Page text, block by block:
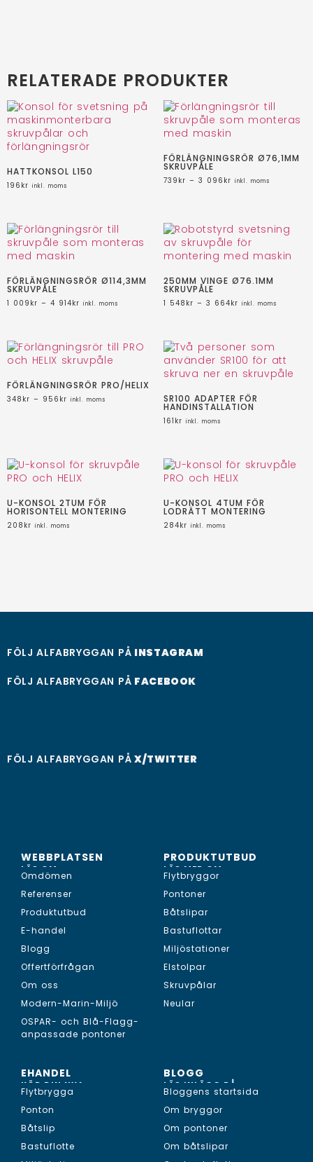
RELATERADE PRODUKTER
HATTKONSOL L150
196 kr inkl. moms
FÖRLÄNGNINGSRÖR Ø76,1MM
SKRUVPÅLE
739 kr – 3 096 kr inkl. moms
FÖRLÄNGNINGSRÖR Ø114,3MM
SKRUVPÅLE
1 009 kr – 4 914kr inkl. moms
250MM VINGE Ø76.1MM
SKRUVPÅLE
1 548 kr – 3 664kr inkl. moms
FÖRLÄNGNINGSRÖR PRO/HELIX
348 kr – 956 kr inkl. moms SR100 ADAPTER FÖR
HANDINSTALLATION
161 kr inkl. moms
U-KONSOL 2TUM FÖR
HORISONTELL MONTERING
208 kr inkl. moms
U-KONSOL 4TUM FÖR
LODRÄTT MONTERING
284kr inkl. moms
FÖLJ ALFABRYGGAN PÅ INSTAGRAM
FÖLJ ALFABRYGGAN PÅ FACEBOOK
FÖLJ ALFABRYGGAN PÅ X/TWITTER
WEBBPLATSEN
LÄS OM...
Omdömen
Referenser
Produktutbud
E-handel
Blogg
Offertförfrågan
Om oss
Modern-Marin-Miljö
OSPAR- och Blå-Flagg-
anpassade pontoner
PRODUKTUTBUD
LÄS MER OM...
Flytbryggor
Pontoner
Båtslipar
Bastuflottar
Miljöstationer
Elstolpar
Skruvpålar
Neular
EHANDEL
KÖP DIN NYA...
Flytbrygga
Ponton
Båtslip
Bastuflotte
BLOGG
LÄS INLÄGG PÅ...
Bloggens startsida
Om bryggor
Om pontoner
Om båtslipar